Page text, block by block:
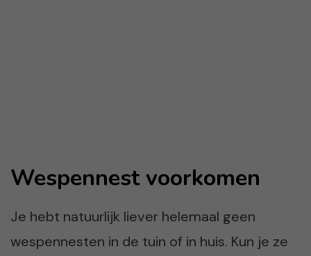
Wespennest voorkomen
Je hebt natuurlijk liever helemaal geen
wespennesten in de tuin of in huis. Kun je ze